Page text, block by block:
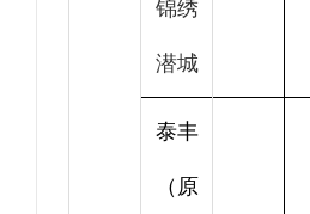
锦绣
潜城
泰丰
（原